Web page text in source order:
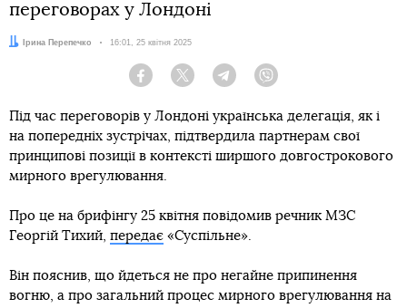
переговорах у Лондоні
Автор:Ірина Перепечко Дата:
16:01, 25 квітня 2025
Facebook Twitter Telegram
Під час переговорів у Лондоні українська делегація, як і
на попередніх зустрічах, підтвердила партнерам свої
принципові позиції в контексті ширшого довгострокового
мирного врегулювання.
Про це на брифінгу 25 квітня повідомив речник МЗС
Георгій Тихий, передає «Суспільне».
Він пояснив, що йдеться не про негайне припинення
вогню, а про загальний процес мирного врегулювання на